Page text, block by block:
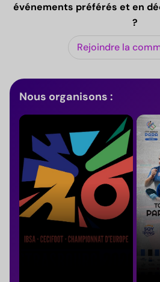
événements préférés et en
?
Rejoindre la
Nous organisons :